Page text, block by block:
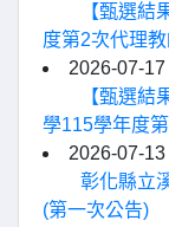
【甄選結
度第2次代理
2026-07-17
【甄選結
學115學年度
2026-07-13
彰化縣立
(第一次公告)